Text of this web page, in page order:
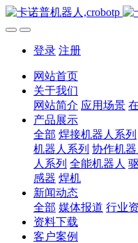
登录 注册
网站首页
关于我们
网站简介 应用场景
产品展示
全部 焊接机器人系列
机器人系列 协作机器
人系列 全能机器人
感器 焊机
新闻动态
全部 媒体报道 行业
资料下载
客户案例